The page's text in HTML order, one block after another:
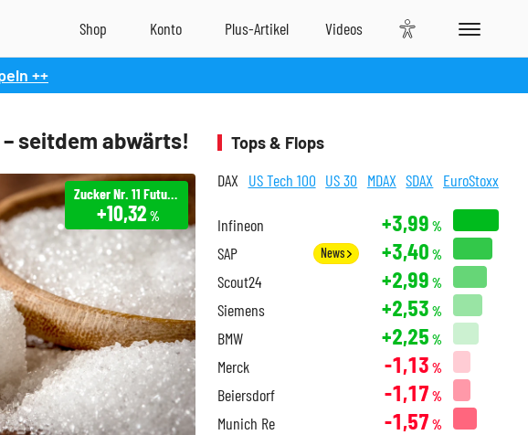
++
seitdem abwärts!
Zucker Nr. 11 Future 05/2026 (ICE) USD Cer (VFP)
+10,32%
Tops & Flops
DAX US Tech 100 US 30 MDAX SDAX EuroStoxx
Infineon +3,99 %
SAP News +3,40 %
Scout24 +2,99 %
Siemens +2,53 %
BMW +2,25 %
Merck -1,13 %
Beiersdorf -1,17 %
Munich Re -1,57 %